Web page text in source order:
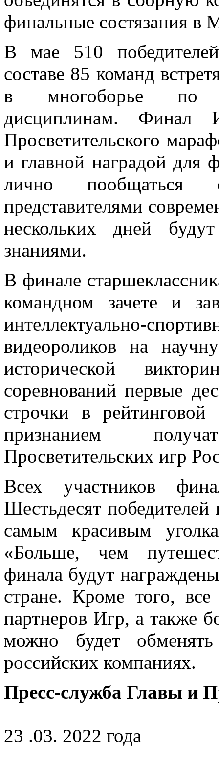
финальные состязания в
В мае 510
составе 85 команд
в многоборье по
дисциплинам.
Просветительского
и главной наградой для
лично
представителями
нескольких дней
знаниями.
В финале
командном зачете и
интеллектуально-
видеороликов на
исторической
соревнований первые
строчки в
признанием
Просветительских игр
Всех участников
Шестьдесят
самым красивым
«Больше, чем
финала будут
стране. Кроме того,
партнеров Игр, а также
можно будет
российских компаниях.
Пресс-служба Главы и
23 .03. 2022 года